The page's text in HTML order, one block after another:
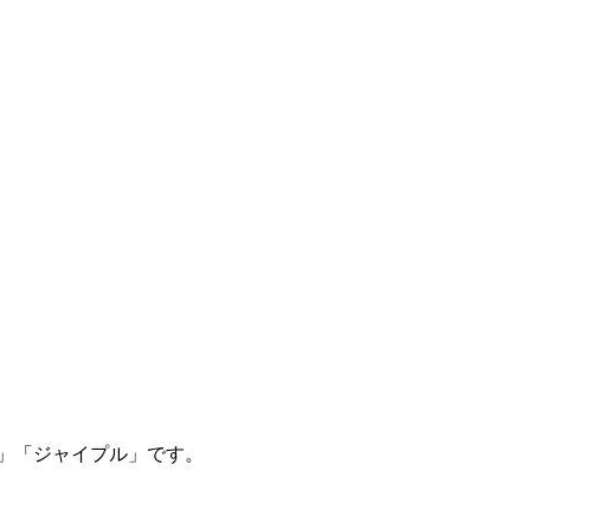
ジャイプル」です。